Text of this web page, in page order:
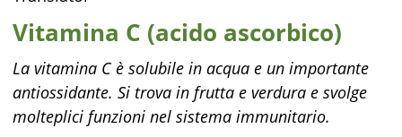
Vitamina C (acido ascorbico)
La vitamina C è solubile in acqua e un importante
antiossidante. Si trova in frutta e verdura e svolge
molteplici funzioni nel sistema immunitario.